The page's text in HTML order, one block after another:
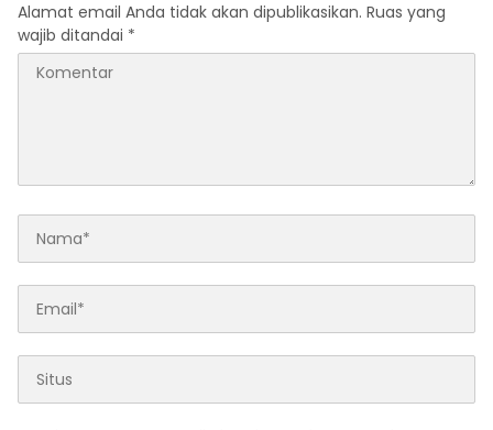
Alamat email Anda tidak akan dipublikasikan. Ruas yang
wajib ditandai *